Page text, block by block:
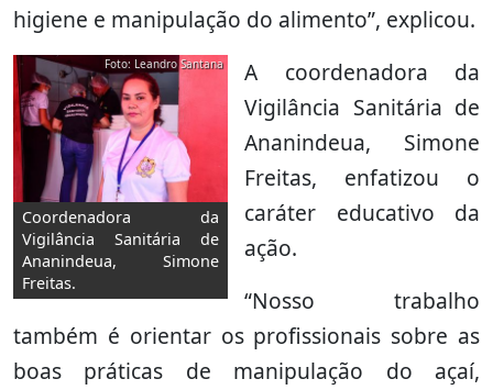
higiene e manipulação do alimento”, explicou.
Coordenadora da
Vigilância Sanitária de
Ananindeua, Simone
Freitas.
Foto: Leandro Santana
A coordenadora da
Vigilância Sanitária de
Ananindeua, Simone
Freitas, enfatizou o
caráter educativo da
ação.
“Nosso trabalho
também é orientar os profissionais sobre as
boas práticas de manipulação do açaí,